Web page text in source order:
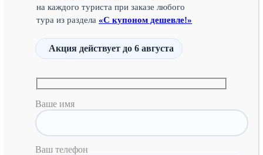
на каждого туриста при заказе любого
тура из раздела «С купоном дешевле!»
Акция действует до 6 августа
Ваше имя
Ваш телефон